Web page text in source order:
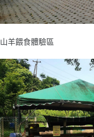
山羊餵食體驗區